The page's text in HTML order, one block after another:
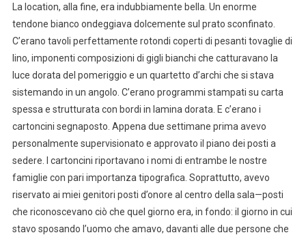
La location, alla fine, era indubbiamente bella. Un enorme
tendone bianco ondeggiava dolcemente sul prato sconfinato.
C’erano tavoli perfettamente rotondi coperti di pesanti tovaglie di
lino, imponenti composizioni di gigli bianchi che catturavano la
luce dorata del pomeriggio e un quartetto d’archi che si stava
sistemando in un angolo. C’erano programmi stampati su carta
spessa e strutturata con bordi in lamina dorata. E c’erano i
cartoncini segnaposto. Appena due settimane prima avevo
personalmente supervisionato e approvato il piano dei posti a
sedere. I cartoncini riportavano i nomi di entrambe le nostre
famiglie con pari importanza tipografica. Soprattutto, avevo
riservato ai miei genitori posti d’onore al centro della sala—posti
che riconoscevano ciò che quel giorno era, in fondo: il giorno in cui
stavo sposando l’uomo che amavo, davanti alle due persone che